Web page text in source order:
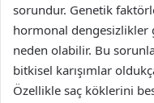
sorundur. Genetik
hormonal dengesizlikler
neden olabilir. Bu
bitkisel karışımlar
Özellikle saç köklerini